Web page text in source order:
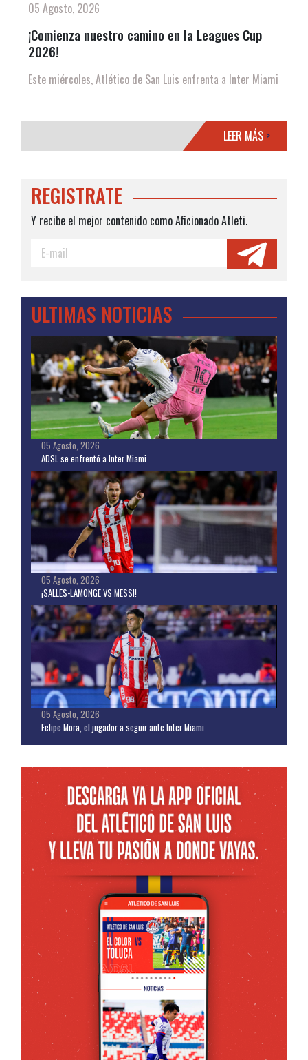
REGISTRATE
Y recibe el mejor contenido como Aficionado Atleti.
ULTIMAS NOTICIAS
05 Agosto, 2026
ADSL se enfrentó a Inter Miami
05 Agosto, 2026
¡SALLES-LAMONGE VS MESSI!
05 Agosto, 2026
Felipe Mora, el jugador a seguir ante Inter Miami
05 Agosto, 2026
¡Comienza nuestro camino en la Leagues Cup
2026!
Este miércoles, Atlético de San Luis enfrenta a Inter Miami
LEER MÁS >